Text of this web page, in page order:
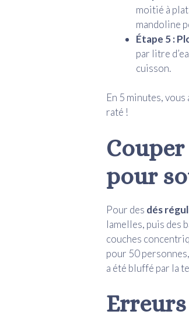
moitié à
mandoline
Étape 5 :
par litre
cuisson.
En 5 minutes,
raté !
pour
Pour des dés
lamelles, puis des
couches
pour 50
a été bluffé par la